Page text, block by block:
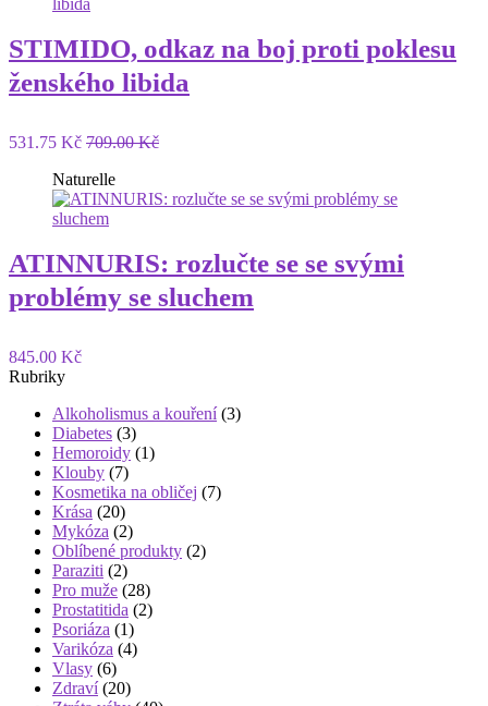
STIMIDO, odkaz na boj proti poklesu
ženského libida
531.75 Kč 709.00 Kč
Naturelle
ATINNURIS: rozlučte se se svými
problémy se sluchem
845.00 Kč
Rubriky
Alkoholismus a kouření(3)
Diabetes (3)
Hemoroidy (1)
Klouby (7)
Kosmetika na obličej (7)
Krása (20)
Mykóza (2)
Oblíbené produkty (2)
Paraziti (2)
Pro muže (28)
Prostatitida (2)
Psoriáza (1)
Varikóza (4)
Vlasy (6)
Zdraví(20)